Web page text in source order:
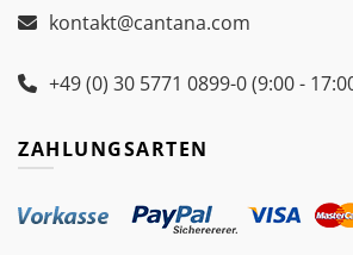
kontakt@cantana.com
+49 (0) 30 5771 0899-0 (9:00 -
ZAHLUNGSARTEN